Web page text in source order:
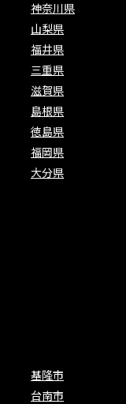
神奈川県
山梨県
福井県
三重県
滋賀県
島根県
徳島県
福岡県
大分県
基隆市
台南市